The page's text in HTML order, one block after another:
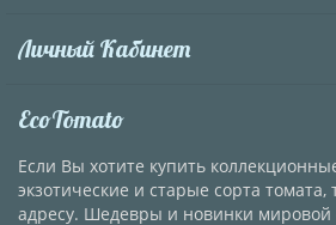
Личный Кабинет
EcoTomato
Если Вы хотите купить
экзотические и старые сорта
адресу. Шедевры и новинки